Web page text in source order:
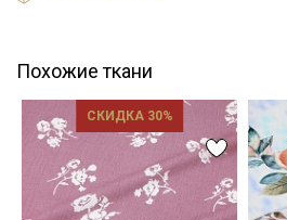
Похожие ткани
СКИДКА 30%